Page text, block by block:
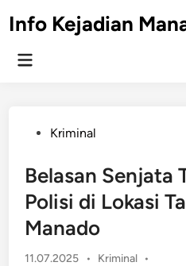
toInfo Kejadian
Main
PostedKriminal
Belasan Senjata
Polisi di Lokasi
Manado
11.07.2025 •
Posted
Kriminal •